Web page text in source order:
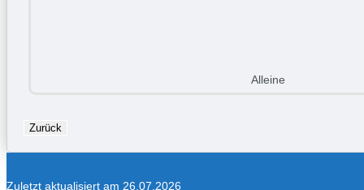
Alleine
Zurück
Zuletzt aktualisiert am 26.07.2026